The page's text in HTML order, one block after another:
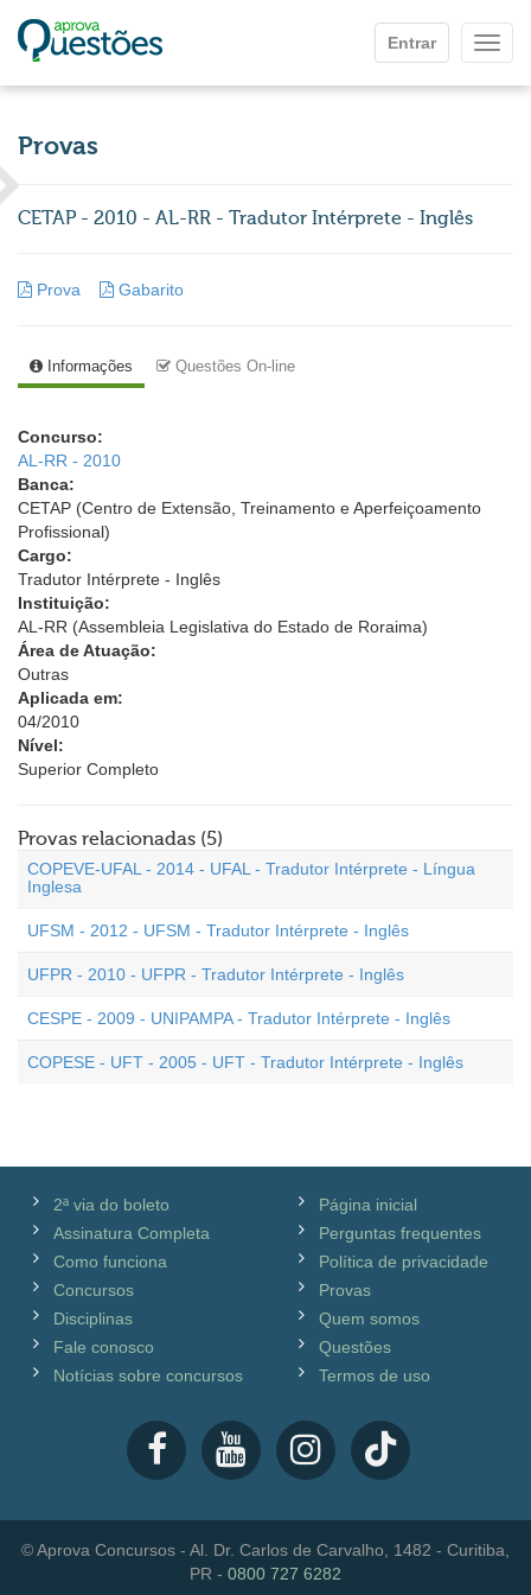
Entrar
Provas
CETAP - 2010 - AL-RR - Tradutor Intérprete - Inglês
Prova Gabarito
Informações Questões On-line
Concurso:
AL-RR - 2010
Banca:
CETAP (Centro de Extensão, Treinamento e Aperfeiçoamento
Profissional)
Cargo:
Tradutor Intérprete - Inglês
Instituição:
AL-RR (Assembleia Legislativa do Estado de Roraima)
Área de Atuação:
Outras
Aplicada em:
04/2010
Nível:
Superior Completo
Provas relacionadas (5)
COPEVE-UFAL - 2014 - UFAL - Tradutor Intérprete - Língua
Inglesa
UFSM - 2012 - UFSM - Tradutor Intérprete - Inglês
UFPR - 2010 - UFPR - Tradutor Intérprete - Inglês
CESPE - 2009 - UNIPAMPA - Tradutor Intérprete - Inglês
COPESE - UFT - 2005 - UFT - Tradutor Intérprete - Inglês
2ª via do boleto
Assinatura Completa
Como funciona
Concursos
Disciplinas
Fale conosco
Notícias sobre concursos
Página inicial
Perguntas frequentes
Política de privacidade
Provas
Quem somos
Questões
Termos de uso
© Aprova Concursos - Al. Dr. Carlos de Carvalho, 1482 - Curitiba,
PR - 0800 727 6282